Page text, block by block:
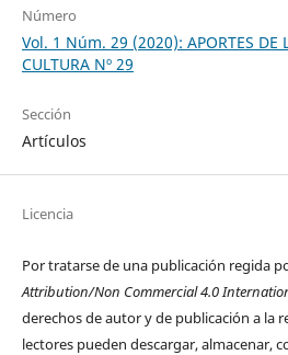
Número
Vol. 1 Núm. 29 (2020): APORTES DE
CULTURA Nº 29
Sección
Artículos
Licencia
Por tratarse de una publicación regida
Attribution/Non Commercial 4.0
derechos de autor y de publicación a la
lectores pueden descargar, almacenar,